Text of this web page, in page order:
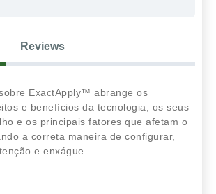
Reviews
ExactApply™ abrange os
e benefícios da tecnologia, os seus
e os principais fatores que afetam o
a correta maneira de configurar,
e enxágue.